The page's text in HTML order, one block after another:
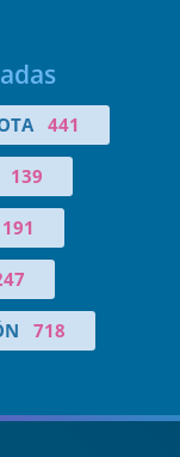
441
139
191
718